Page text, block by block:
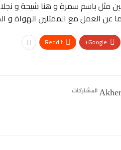
مثل باسم سمرة و هنا شيحة و
عن العمل مع الممثلين الهواة و
Google+
ReddIt
عز العرب تطلق عرضًا استثنائيًا على Volvo EX30